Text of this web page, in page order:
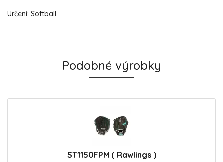
Určení: Softball
Podobné výrobky
ST1150FPM ( Rawlings )